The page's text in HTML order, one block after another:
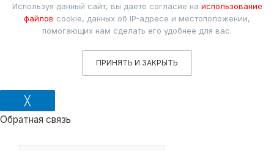
Используя данный сайт, вы даете согласие на использование
файлов cookie, данных об IP-адресе и местоположении,
помогающих нам сделать его удобнее для вас.
ПРИНЯТЬ И ЗАКРЫТЬ
╳
Обратная связь